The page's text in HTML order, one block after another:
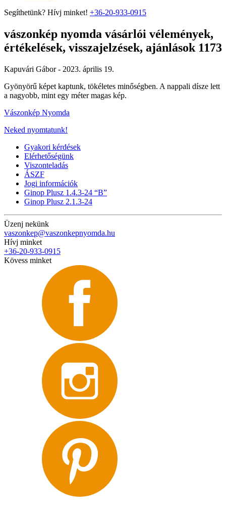
Segíthetünk? Hívj minket! +36-20-933-0915
vászonkép nyomda vásárlói vélemények,
értékelések, visszajelzések, ajánlások 1173
Kapuvári Gábor - 2023. április 19.
Gyönyörű képet kaptunk, tökéletes minőségben. A nappali dísze lett
a nagyobb, mint egy méter magas kép.
Vászonkép Nyomda
Neked nyomtatunk!
Gyakori kérdések
Elérhetőségünk
Viszonteladás
ÁSZF
Jogi információk
Ginop Plusz 1.4.3-24 “B”
Ginop Plusz 2.1.3-24
Üzenj nekünk
vaszonkep@vaszonkepnyomda.hu
Hívj minket
+36-20-933-0915
Kövess minket